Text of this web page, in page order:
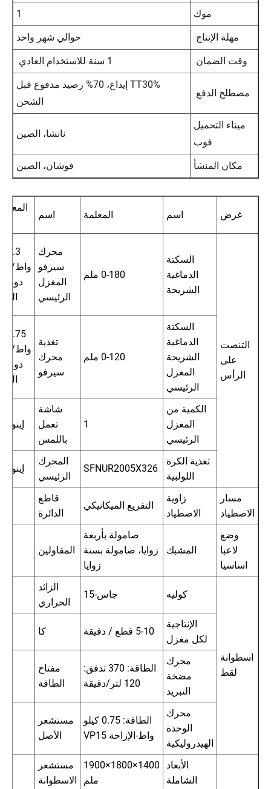
موك 1
مهلة الإنتاج حوالي شهر واحد
وقت الضمان 1 سنة للاستخدام العادي
مصطلح الدفع
TT30% إيداع، 70% رصيد مدفوع قبل
الشحن
ميناء التحميل
فوب
نانشا، الصين
مكان المنشأ فوشان، الصين
غرض اسم المعلمة اسم
التنصت
على
الرأس
السكتة
الدماغية
الشريحة
0-180 ملم
محرك
سيرفو
المغزل
الرئيسي
دورة
السكتة
الدماغية
الشريحة
المغزل
الرئيسي
0-120 ملم
تغذية
محرك
سيرفو
دورة
الكمية من
المغزل
الرئيسي
1
شاشة
تعمل
باللمس
تغذية الكرة
اللولبية
SFNUR2005X326
المحرك
الرئيسي
مسار
الاصطياد
زاوية
الاصطياد
التفريغ الميكانيكي
قاطع
الدائرة
وضع
لاعبا
اساسيا
المشبك
صامولة بأربعة
زوايا، صامولة بستة
زوايا
المقاولين
اسطوانة
لقط
كوليه جاس-15
الزائد
الحراري
الإنتاجية
لكل مغزل
5-10 قطع / دقيقة كا
محرك
مضخة
التبريد
الطاقة: 370 تدفق:
120 لتر/دقيقة
مفتاح
الطاقة
محرك
الوحدة
الهيدروليكية
الطاقة: 0.75 كيلو
واط-الإزاحة VP15
مستشعر
الأصل
الأبعاد
الشاملة
1400×1800×1900
ملم
مستشعر
الاسطوانة